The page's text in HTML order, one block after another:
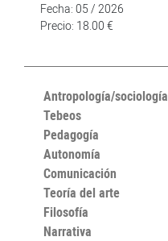
Fecha: 05 / 2026
Precio: 18.00 €
Antropología/sociología
Tebeos
Pedagogía
Autonomía
Comunicación
Teoría del arte
Filosofía
Narrativa